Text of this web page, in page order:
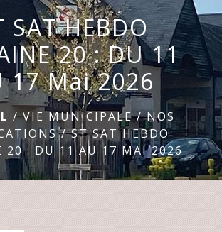
menu
SAT HEBDO
20 : DU 11
17 Mai 2026
/VIE MUNICIPALE/NOS
/ST SAT HEBDO
20 : DU 11 AU 17 MAI 2026